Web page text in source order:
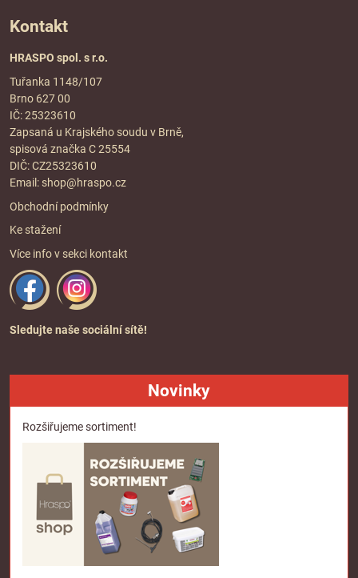
Kontakt
HRASPO spol. s r.o.
Tuřanka 1148/107
Brno 627 00
IČ: 25323610
Zapsaná u Krajského soudu v Brně,
spisová značka C 25554
DIČ: CZ25323610
Email: shop@hraspo.cz
Obchodní podmínky
Ke stažení
Více info v sekci kontakt
Sledujte naše sociální sítě!
Novinky
Rozšiřujeme sortiment!